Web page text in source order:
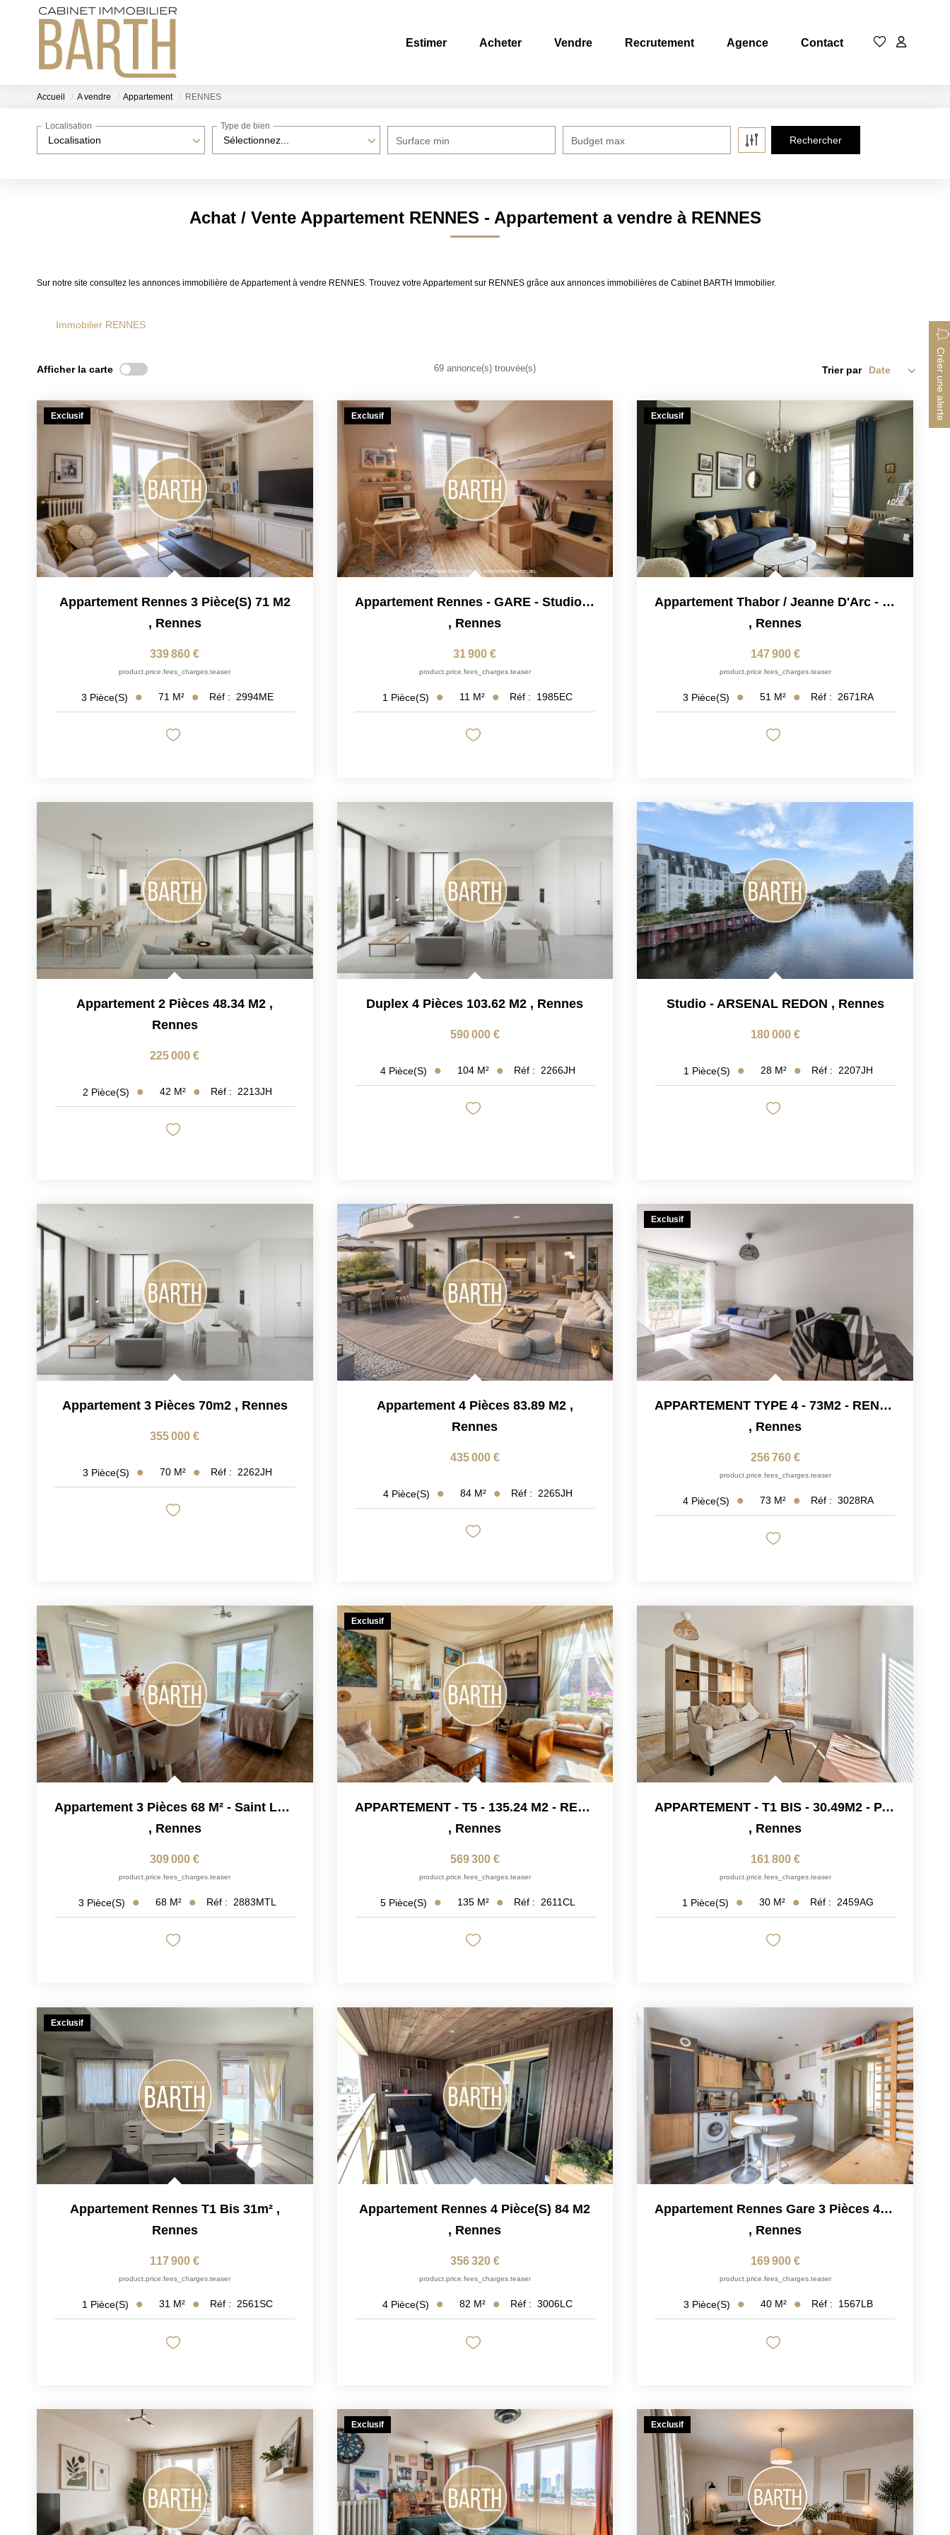
Estimer Acheter Vendre Recrutement Agence Contact
Accueil A vendre Appartement RENNES
Localisation
Localisation
Sélectionnez...
Type de bien
Surface min Budget max
Achat / Vente Appartement RENNES - Appartement a vendre à RENNES
Sur notre site consultez les annonces immobilière de Appartement à vendre RENNES. Trouvez votre Appartement sur RENNES grâce aux annonces immobilières de Cabinet BARTH Immobilier.
Immobilier RENNES
Créer une alerte
Afficher la carte 69 annonce(s) trouvée(s) Trier par
Exclusif
Appartement Rennes 3 Pièce(s) 71 M2
, Rennes
339 860 €
product.price.fees_charges.teaser
3 Pièce(s) 71 M² Réf : 2994ME
Exclusif
Appartement Rennes - GARE - Studio - 10.70 M2
, Rennes
31 900 €
product.price.fees_charges.teaser
1 Pièce(s) 11 M² Réf : 1985EC
Exclusif
Appartement Thabor / Jeanne D'Arc - 3 Pièces - 51.07 M2
, Rennes
147 900 €
product.price.fees_charges.teaser
3 Pièce(s) 51 M² Réf : 2671RA
Appartement 2 Pièces 48.34 M2 ,
Rennes
225 000 €
2 Pièce(s) 42 M² Réf : 2213JH
Duplex 4 Pièces 103.62 M2 , Rennes
590 000 €
4 Pièce(s) 104 M² Réf : 2266JH
Studio - ARSENAL REDON , Rennes
180 000 €
1 Pièce(s) 28 M² Réf : 2207JH
Appartement 3 Pièces 70m2 , Rennes
355 000 €
3 Pièce(s) 70 M² Réf : 2262JH
Appartement 4 Pièces 83.89 M2 ,
Rennes
435 000 €
4 Pièce(s) 84 M² Réf : 2265JH
Exclusif
APPARTEMENT TYPE 4 - 73M2 - RENNES POTERIE
, Rennes
256 760 €
product.price.fees_charges.teaser
4 Pièce(s) 73 M² Réf : 3028RA
Appartement 3 Pièces 68 M² - Saint Laurent / Patton
, Rennes
309 000 €
product.price.fees_charges.teaser
3 Pièce(s) 68 M² Réf : 2883MTL
Exclusif
APPARTEMENT - T5 - 135.24 M2 - RENNES CENTRE-VILLE - PLACE...
, Rennes
569 300 €
product.price.fees_charges.teaser
5 Pièce(s) 135 M² Réf : 2611CL
APPARTEMENT - T1 BIS - 30.49M2 - PARKING SÉCURISÉ -...
, Rennes
161 800 €
product.price.fees_charges.teaser
1 Pièce(s) 30 M² Réf : 2459AG
Exclusif
Appartement Rennes T1 Bis 31m² ,
Rennes
117 900 €
product.price.fees_charges.teaser
1 Pièce(s) 31 M² Réf : 2561SC
Appartement Rennes 4 Pièce(s) 84 M2
, Rennes
356 320 €
product.price.fees_charges.teaser
4 Pièce(s) 82 M² Réf : 3006LC
Appartement Rennes Gare 3 Pièces 40 M2
, Rennes
169 900 €
product.price.fees_charges.teaser
3 Pièce(s) 40 M² Réf : 1567LB
Exclusif Exclusif